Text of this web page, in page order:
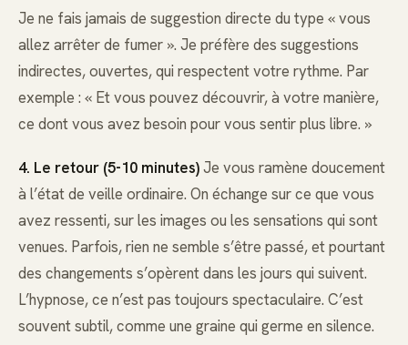
Je ne fais jamais de suggestion directe du type « vous
allez arrêter de fumer ». Je préfère des suggestions
indirectes, ouvertes, qui respectent votre rythme. Par
exemple : « Et vous pouvez découvrir, à votre manière,
ce dont vous avez besoin pour vous sentir plus libre. »
4. Le retour (5-10 minutes)Je vous ramène doucement
à l’état de veille ordinaire. On échange sur ce que vous
avez ressenti, sur les images ou les sensations qui sont
venues. Parfois, rien ne semble s’être passé, et pourtant
des changements s’opèrent dans les jours qui suivent.
L’hypnose, ce n’est pas toujours spectaculaire. C’est
souvent subtil, comme une graine qui germe en silence.